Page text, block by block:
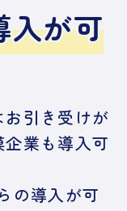
入が可
引き受けが
業も導入可
の導入が可